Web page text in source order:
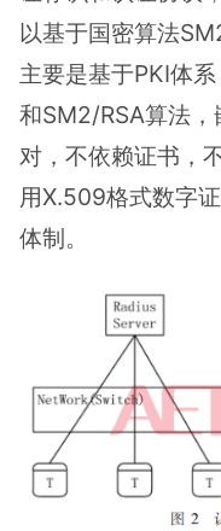
以基于国密算法
主要是基于PKI体
和SM2/RSA算法
对，不依赖证书，
用X.509格式数字
体制。